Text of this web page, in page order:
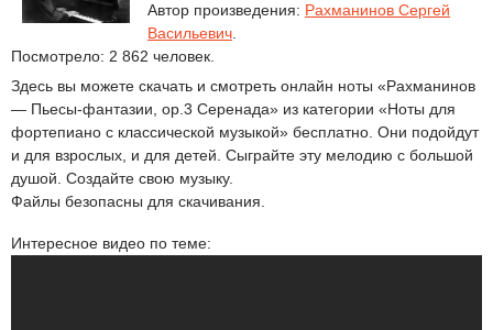
Автор произведения: Рахманинов Сергей
Васильевич
Посмотрело: 2 862 человек.
Здесь вы можете скачать и смотреть онлайн ноты «Рахманинов
— Пьесы-фантазии, op.3 Серенада» из категории «Ноты для
фортепиано с классической музыкой» бесплатно. Они подойдут
и для взрослых, и для детей. Сыграйте эту мелодию с большой
душой. Создайте свою музыку.
Файлы безопасны для скачивания.
Интересное видео по теме: